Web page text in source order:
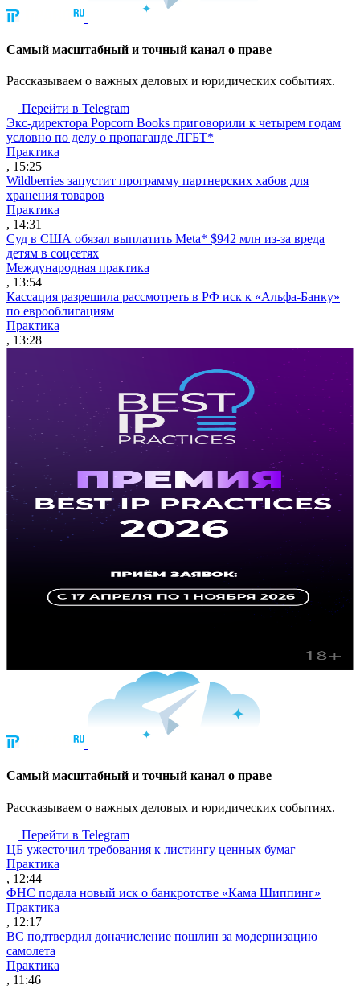
Cамый масштабный и точный канал о праве
Рассказываем о важных деловых и юридических событиях.
Перейти в Telegram
Экс-директора Popcorn Books приговорили к четырем годам
условно по делу о пропаганде ЛГБТ*
Практика
, 15:25
Wildberries запустит программу партнерских хабов для
хранения товаров
Практика
, 14:31
Суд в США обязал выплатить Meta* $942 млн из-за вреда
детям в соцсетях
Международная практика
, 13:54
Кассация разрешила рассмотреть в РФ иск к «Альфа-Банку»
по еврооблигациям
Практика
, 13:28
Cамый масштабный и точный канал о праве
Рассказываем о важных деловых и юридических событиях.
Перейти в Telegram
ЦБ ужесточил требования к листингу ценных бумаг
Практика
, 12:44
ФНС подала новый иск о банкротстве «Кама Шиппинг»
Практика
, 12:17
ВС подтвердил доначисление пошлин за модернизацию
самолета
Практика
, 11:46